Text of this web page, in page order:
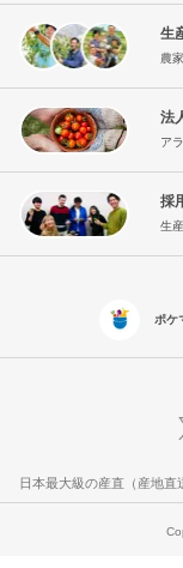
生
農
法
ア
採
生
ポケ
日本最大級の産直（産地直